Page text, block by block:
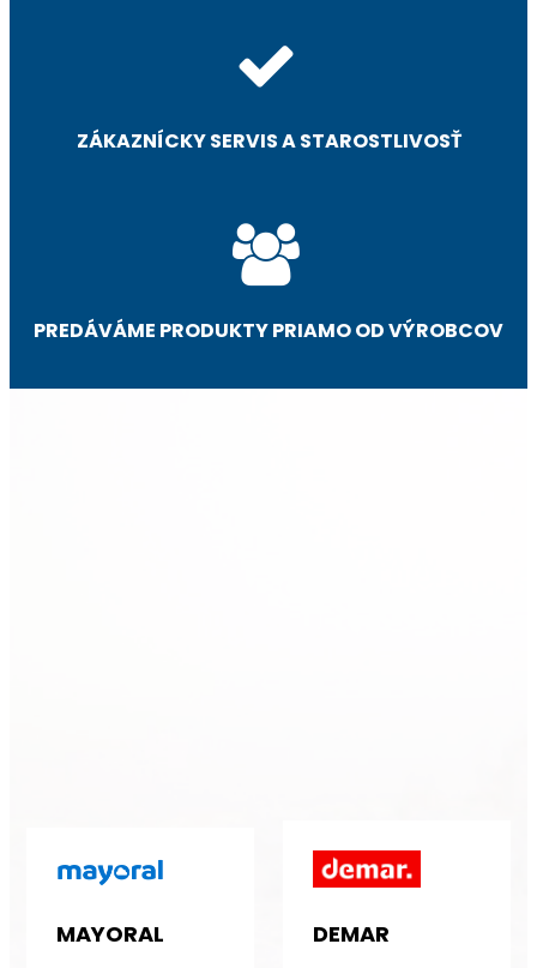
ZÁKAZNÍCKY SERVIS A STAROSTLIVOSŤ
PREDÁVÁME PRODUKTY PRIAMO OD VÝROBCOV
MAYORAL DEMAR